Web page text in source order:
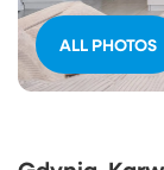
ALL PHOTOS